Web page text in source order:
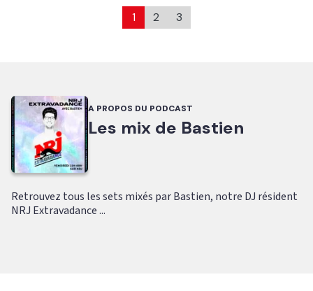
1 2 3
A PROPOS DU PODCAST
Les mix de Bastien
Retrouvez tous les sets mixés par Bastien, notre DJ résident
NRJ Extravadance ...